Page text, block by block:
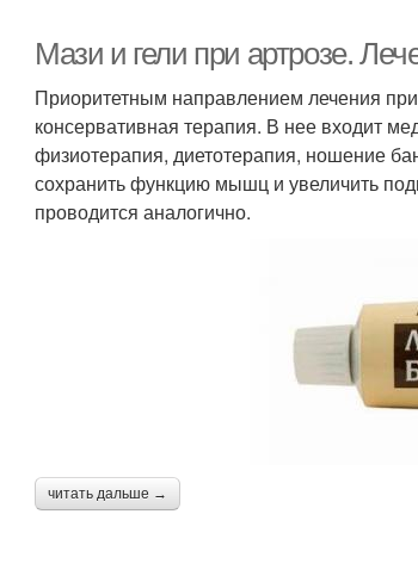
Мази и гели при артрозе.
Приоритетным направлением лечения при
консервативная терапия. В нее входит
физиотерапия, диетотерапия, ношение
сохранить функцию мышц и увеличить
проводится аналогично.
читать дальше →